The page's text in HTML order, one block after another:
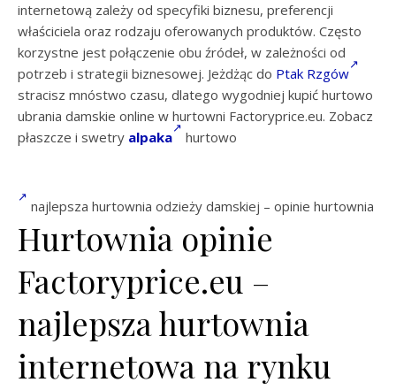
internetową zależy od specyfiki biznesu, preferencji
właściciela oraz rodzaju oferowanych produktów. Często
korzystne jest połączenie obu źródeł, w zależności od
potrzeb i strategii biznesowej. Jeżdżąc do Ptak Rzgów
stracisz mnóstwo czasu, dlatego wygodniej kupić hurtowo
ubrania damskie online w hurtowni Factoryprice.eu. Zobacz
płaszcze i swetry alpaka hurtowo
najlepsza hurtownia odzieży damskiej – opinie hurtownia
Hurtownia opinie
Factoryprice.eu –
najlepsza hurtownia
internetowa na rynku